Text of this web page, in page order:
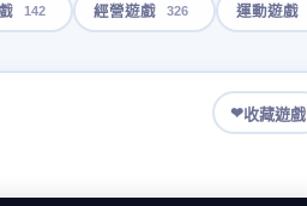
142 經營遊戲 326 運動遊戲
❤收藏遊戲